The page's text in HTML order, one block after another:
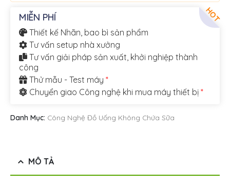
HOT
MIỄN PHÍ
Thiết kế Nhãn, bao bì sản phẩm
Tư vấn setup nhà xưởng
Tư vấn giải pháp sản xuất, khởi nghiệp thành
công
Thử mẫu - Test máy *
Chuyển giao Công nghệ khi mua máy thiết bị *
Danh Mục: Công Nghệ Đồ Uống Không Chứa Sữa
MÔ TẢ